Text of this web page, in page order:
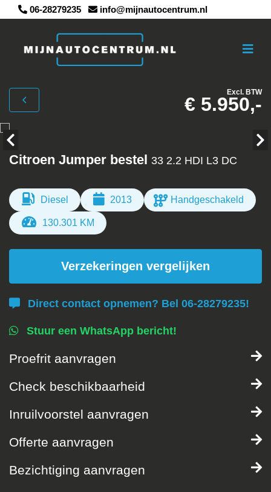
06-28279235 info@mijnautocentrum.nl
Excl. BTW
€ 5.950,-
Citroen Jumper bestel 33 2.2 HDI L3 DC
Diesel 2013 Handgeschakeld
130.301 KM
Verzekeringen vergelijken
Direct contact opnemen? Bel 06-28279235!
Stuur een WhatsApp bericht!
Proefrit aanvragen
Check beschikbaarheid
Inruilvoorstel aanvragen
Offerte aanvragen
Bezichtiging aanvragen